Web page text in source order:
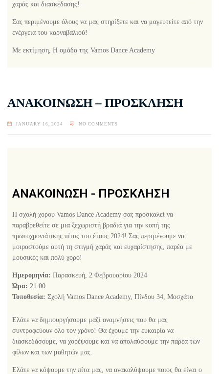
χαράς και διασκέδασης!
Σας περιμένουμε όλους να μας στηρίξετε και να μαγευτείτε από την
ενέργεια του καρναβαλιού!
Με εκτίμηση, Η ομάδα της Vamos Dance Academy
ΑΝΑΚΟΙΝΩΣΗ – ΠΡΟΣΚΛΗΣΗ
JANUARY 16, 2024 NO COMMENTS
ΑΝΑΚΟΙΝΩΣΗ - ΠΡΟΣΚΛΗΣΗ
Η σχολή χορού Vamos Dance Academy σας προσκαλεί να
παραβρεθείτε σε μια ξεχωριστή βραδιά για την κοπή της
πρωτοχρονιάτικης πίτας του έτους 2024! Σας περιμένουμε να
μοιραστούμε αυτή τη στιγμή χαράς και ευχαρίστησης, παρέα με
μουσικές και πολύ χορό!
Ημερομηνία: Παρασκευή, 2 Φεβρουαρίου 2024
Ώρα: 21:00
Τοποθεσία: Σχολή Vamos Dance Academy, Πίνδου 34, Μοσχάτο
Ελάτε να δημιουργήσουμε μαζί αναμνήσεις που θα μας
συντροφεύουν όλο τον χρόνο! Θα έχουμε την ευκαιρία να
διασκεδάσουμε, να χορέψουμε και να απολαύσουμε την παρέα των
φίλων και των μαθητών μας.
Ελάτε να κόψουμε την πίτα μας, να ανακαλύψουμε ποιος θα είναι ο